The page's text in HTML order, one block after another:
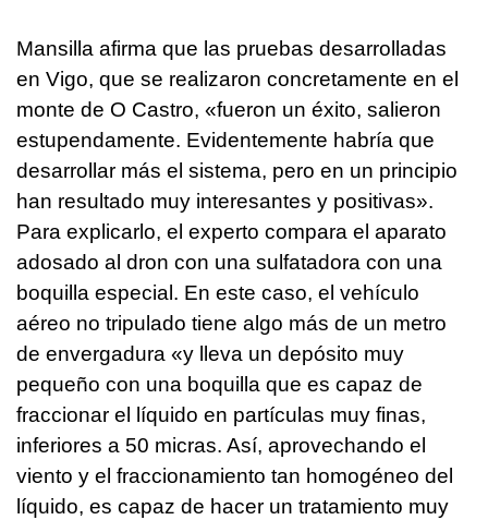
Mansilla afirma que las pruebas desarrolladas
en Vigo, que se realizaron concretamente en el
monte de O Castro, «fueron un éxito, salieron
estupendamente. Evidentemente habría que
desarrollar más el sistema, pero en un principio
han resultado muy interesantes y positivas».
Para explicarlo, el experto compara el aparato
adosado al dron con una sulfatadora con una
boquilla especial. En este caso, el vehículo
aéreo no tripulado tiene algo más de un metro
de envergadura «y lleva un depósito muy
pequeño con una boquilla que es capaz de
fraccionar el líquido en partículas muy finas,
inferiores a 50 micras. Así, aprovechando el
viento y el fraccionamiento tan homogéneo del
líquido, es capaz de hacer un tratamiento muy